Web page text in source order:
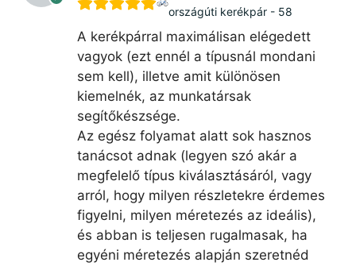
országúti kerékpár - 58
A kerékpárral maximálisan elégedett
vagyok (ezt ennél a típusnál mondani
sem kell), illetve amit különösen
kiemelnék, az munkatársak
segítőkészsége.
Az egész folyamat alatt sok hasznos
tanácsot adnak (legyen szó akár a
megfelelő típus kiválasztásáról, vagy
arról, hogy milyen részletekre érdemes
figyelni, milyen méretezés az ideális),
és abban is teljesen rugalmasak, ha
egyéni méretezés alapján szeretnéd